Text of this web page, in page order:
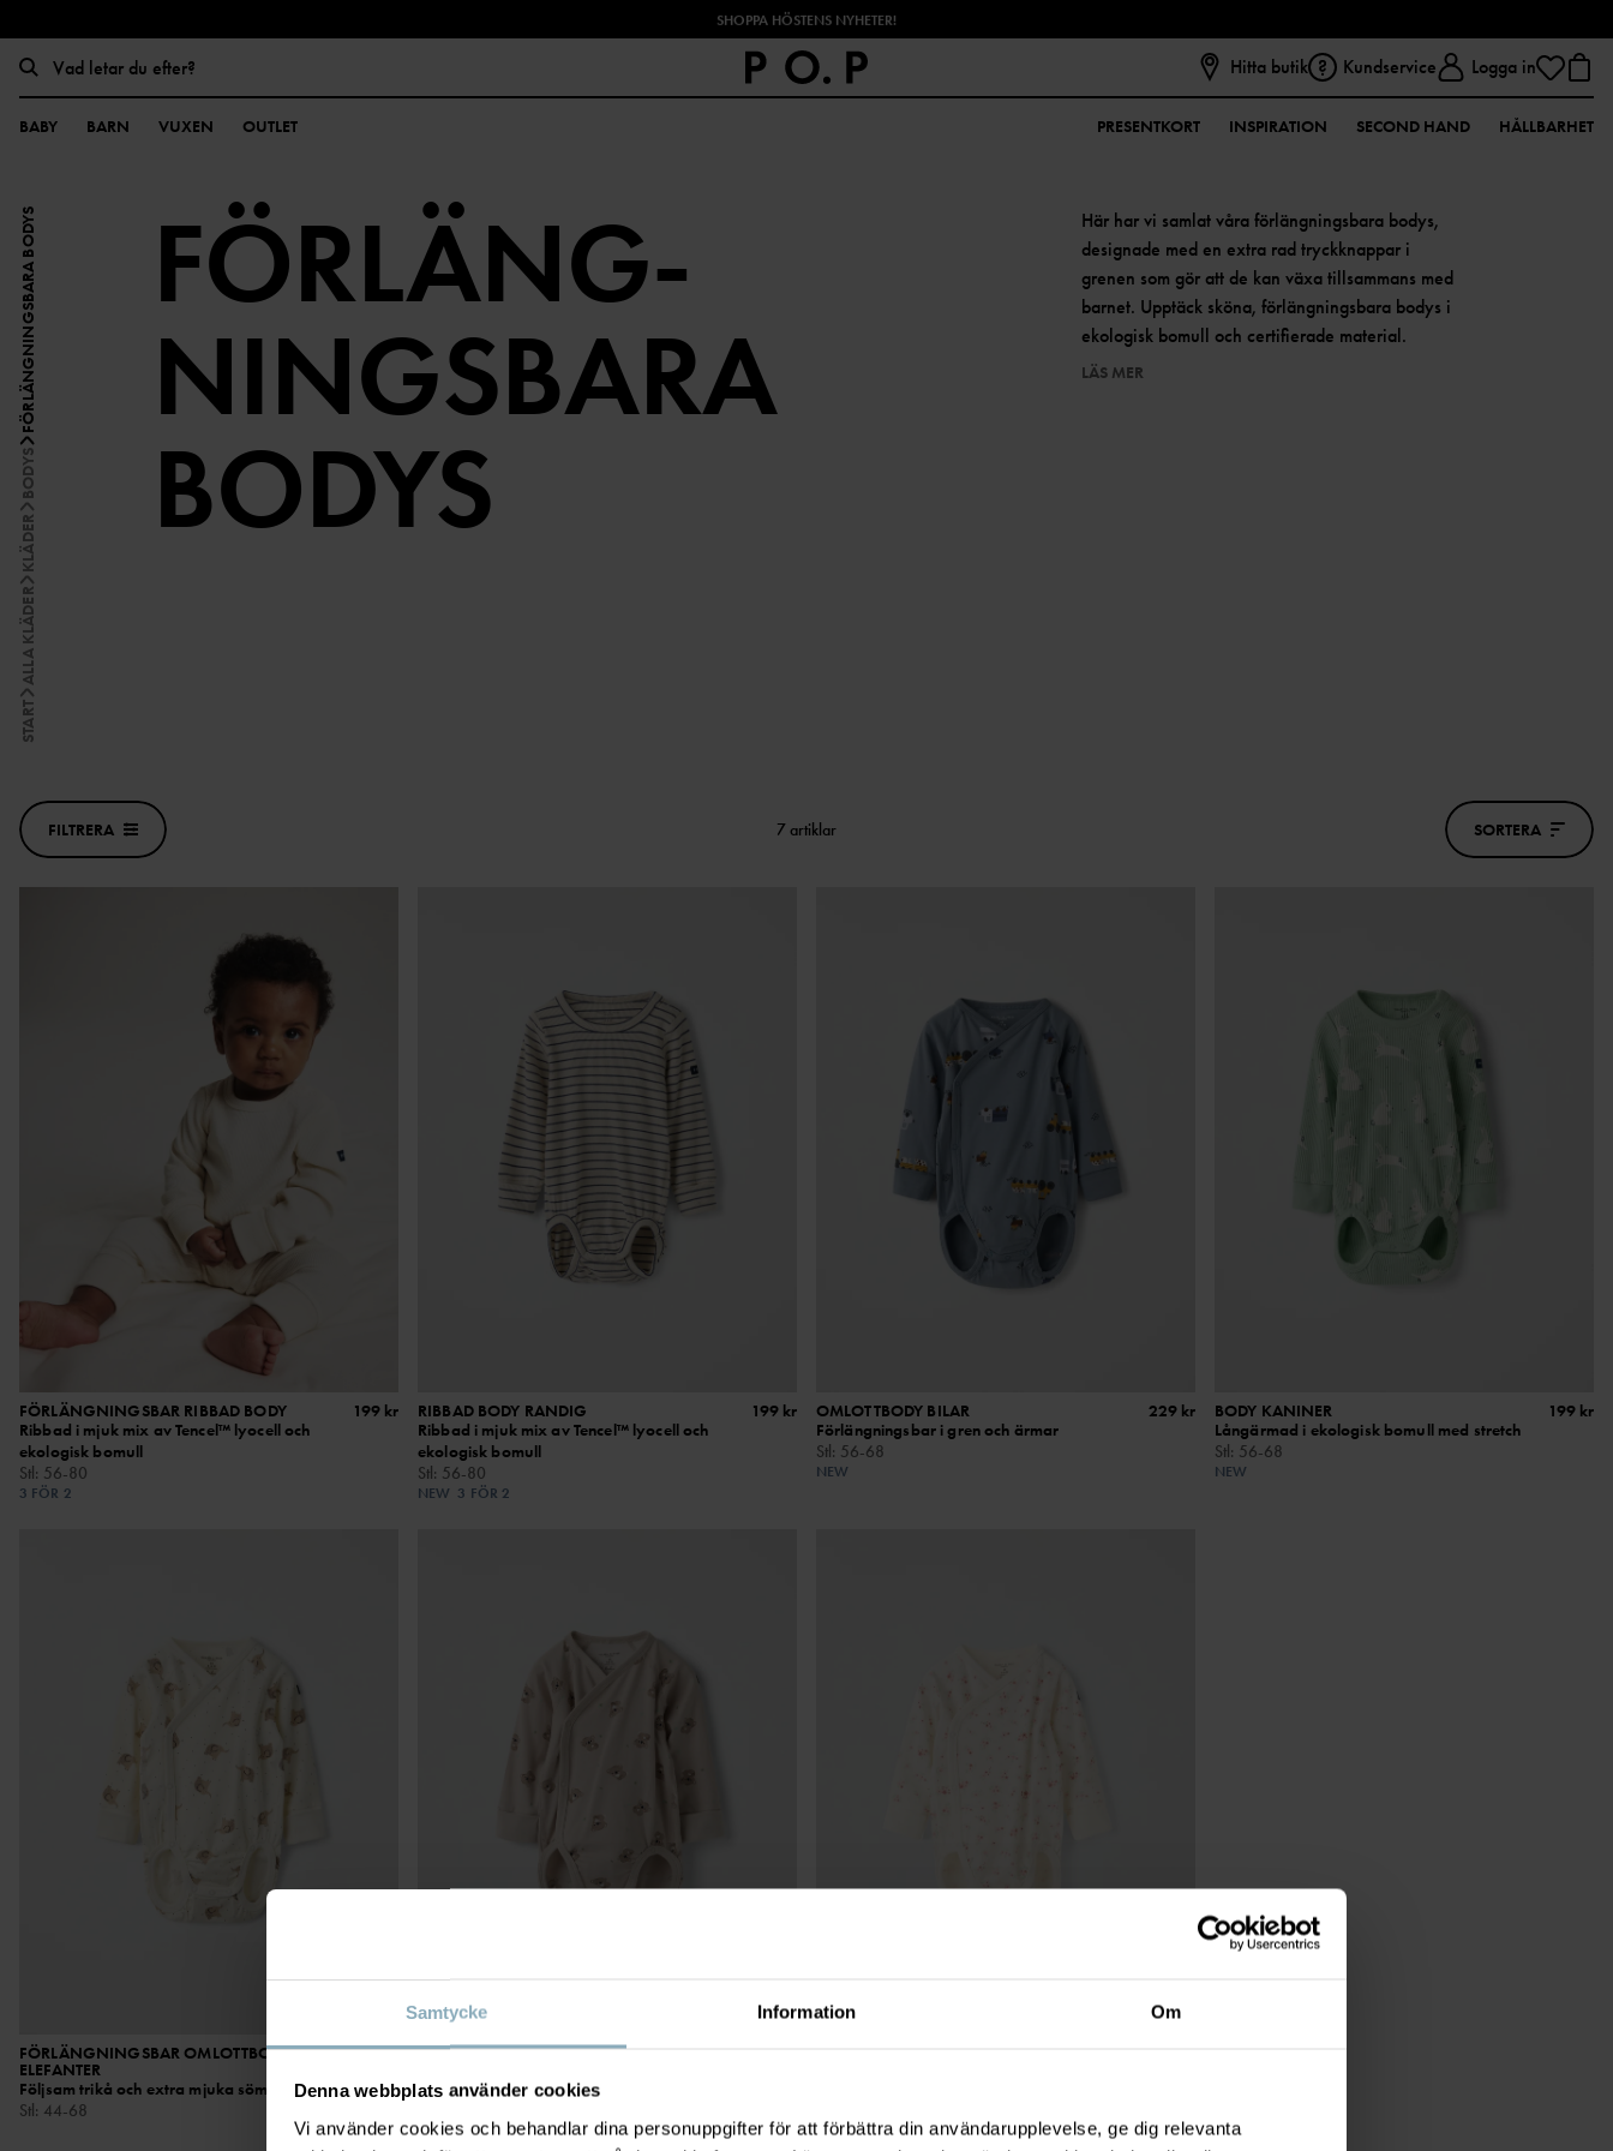
Samtycke Information Om
Denna webbplats använder cookies
Vi använder cookies och behandlar dina personuppgifter för att förbättra din användarupplevelse, ge dig relevanta
SHOPPA HÖSTENS NYHETER!
Hitta butik Kundservice Logga in
BABY BARN VUXEN OUTLET PRESENTKORT INSPIRATION SECOND HAND HÅLLBARHET
START
ALLA KLÄDER
KLÄDER
BODYS
FÖRLÄNGNINGSBARA BODYS FÖRLÄNG-
NINGSBARA
BODYS
Här har vi samlat våra förlängningsbara bodys,
designade med en extra rad tryckknappar i
grenen som gör att de kan växa tillsammans med
barnet. Upptäck sköna, förlängningsbara bodys i
ekologisk bomull och certifierade material.
LÄS MER
FILTRERA 7 artiklar SORTERA
FÖRLÄNGNINGSBAR RIBBAD BODY
Ribbad i mjuk mix av Tencel™ lyocell och
ekologisk bomull
Stl: 56-80
3 FÖR 2
199 kr
RIBBAD BODY RANDIG
Ribbad i mjuk mix av Tencel™ lyocell och
ekologisk bomull
Stl: 56-80
NEW 3 FÖR 2
199 kr
OMLOTTBODY BILAR
Förlängningsbar i gren och ärmar
Stl: 56-68
NEW
229 kr
BODY KANINER
Långärmad i ekologisk bomull med stretch
Stl: 56-68
NEW
199 kr
FÖRLÄNGNINGSBAR OMLOTTBODY
ELEFANTER
Följsam trikå och extra mjuka sömmar
Stl : 44-68
199 kr FÖRLÄNGNINGSBAR OMLOTTBODY
Förlängningsbar i gren och ärmar